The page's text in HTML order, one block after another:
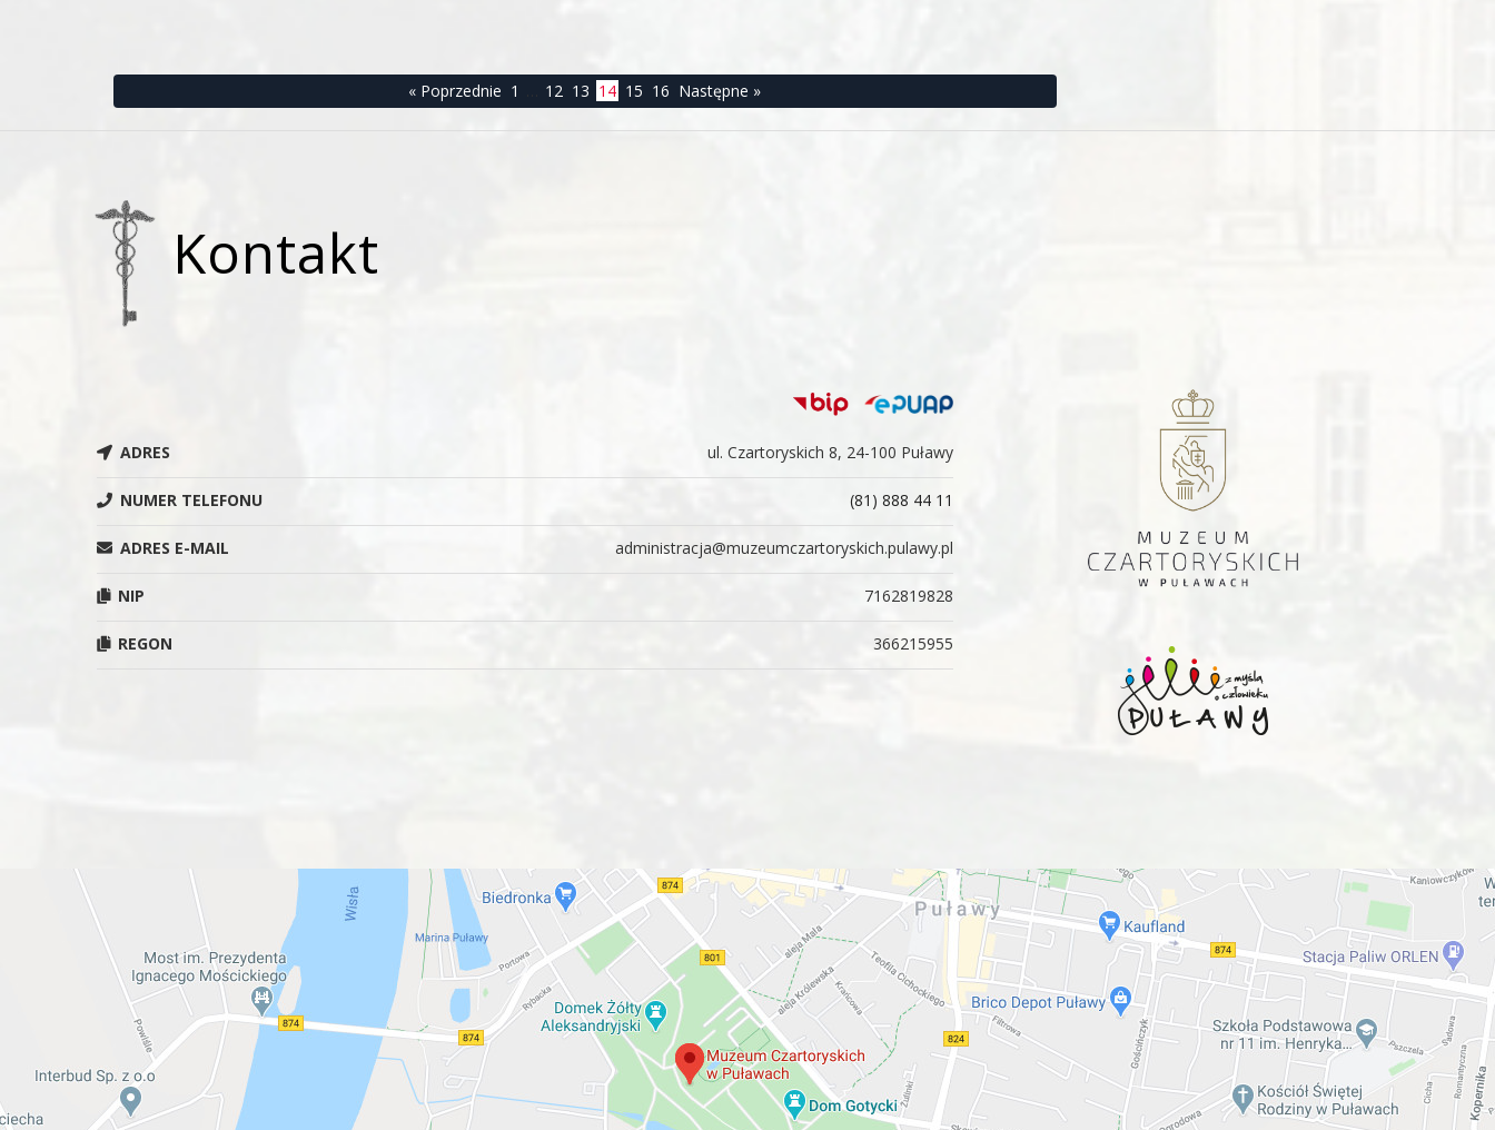
« Poprzednie 1 12 13 14 15 16 Następne »
Kontakt
ADRES ul. Czartoryskich 8, 24-100 Puławy
NUMER TELEFONU (81) 888 44 11
ADRES E-MAIL administracja@muzeumczartoryskich.pulawy.pl
NIP 7162819828
REGON 366215955